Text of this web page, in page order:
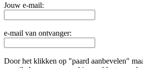
Jouw e-mail:
e-mail van ontvanger:
Door het klikken op "paard aanbevelen"